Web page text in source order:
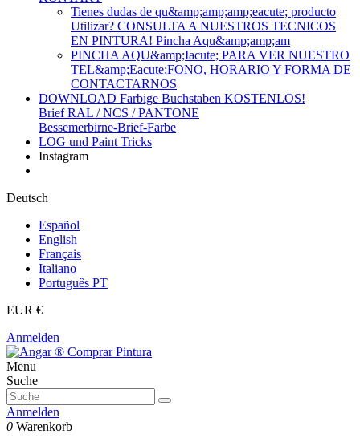
Tienes dudas de qu&amp;amp;amp;eacute; producto
Utilizar? CONSULTA A NUESTROS TECNICOS
EN PINTURA! Pincha Aqu&amp;amp;am
PINCHA AQU&amp;Iacute; PARA VER NUESTRO
TEL&amp;Eacute;FONO, HORARIO Y FORMA DE
CONTACTARNOS
DOWNLOAD Farbige Buchstaben KOSTENLOS!
Brief RAL / NCS / PANTONE
Bessemerbirne-Brief-Farbe
LOG und Paint Tricks
Instagram
Deutsch
Español
English
Français
Italiano
Português PT
EUR €
Anmelden
Menu
Suche
Anmelden
0 Warenkorb